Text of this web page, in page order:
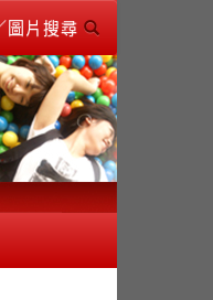
圖片搜尋